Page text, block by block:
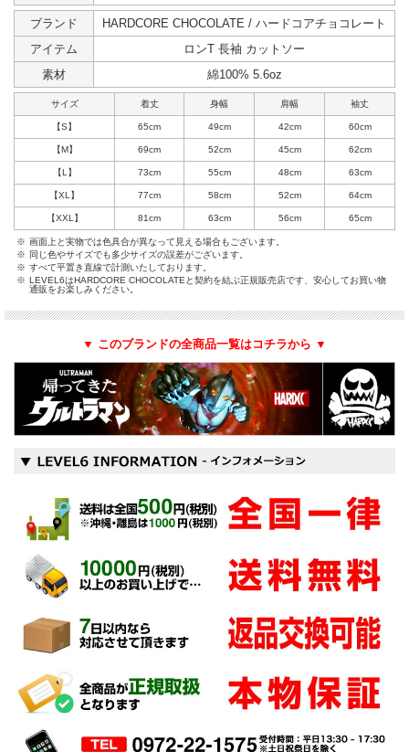
ブランド
HARDCORE CHOCOLATE / ハードコアチョコレート
アイテム
ロンT 長袖 カットソー
素材
綿100% 5.6oz
サイズ 着丈 身幅 肩幅 袖丈
【S】 65cm 49cm 42cm 60cm
【M】 69cm 52cm 45cm 62cm
【L】 73cm 55cm 48cm 63cm
【XL】 77cm 58cm 52cm 64cm
【XXL】 81cm 63cm 56cm 65cm
※ 画面上と実物では色具合が異なって見える場合もございます。
※
同じ色やサイズでも多少サイズの誤差がございます。
※ すべて平置き直線で計測いたしております。
※ LEVEL6はHARDCORE CHOCOLATEと契約を結ぶ正規販売店です、安心してお買い物
通販をお楽しみください。
▼ このブランドの全商品一覧はコチラから ▼